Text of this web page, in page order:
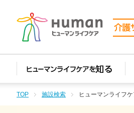
TOP 施設検索 ヒューマンライフ